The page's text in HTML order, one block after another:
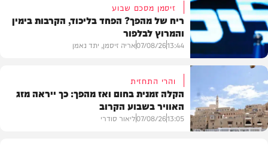
בארץ
פוליטי
זיסמן מסכם שבוע
ריח של מהפך? הפחד בליכוד, הקרבות בימין
והמרוץ לבלפור
13:44
07/08/26אריה זיסמן, יתד נאמן
והרי התחזית
הקלה זמנית בחום ואז מהפך: כך ייראה מזג
האוויר בשבוע הקרוב
13:05
07/08/26ליאור סודרי